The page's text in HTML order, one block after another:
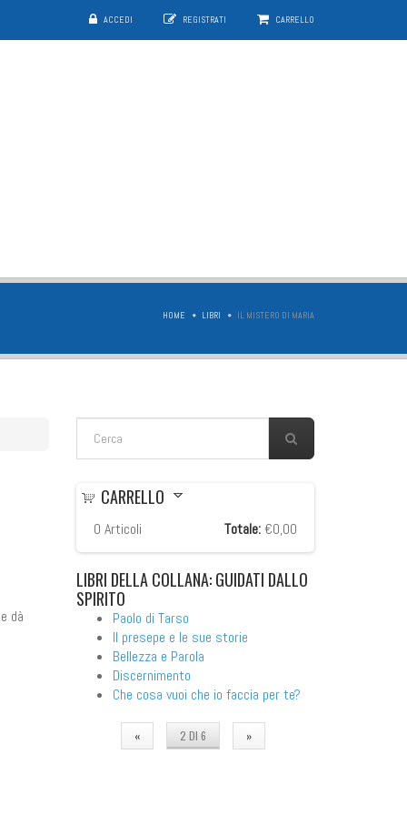
ACCEDI REGISTRATI CARRELLO
HOME LIBRI IL MISTERO DI MARIA
FORM DI RICERCA
dà
CARRELLO
0 Articoli Totale: €0,00
LIBRI DELLA COLLANA: GUIDATI DALLO
SPIRITO
Paolo di Tarso
Il presepe e le sue storie
Bellezza e Parola
Discernimento
Che cosa vuoi che io faccia per te?
« 2 DI 6 »